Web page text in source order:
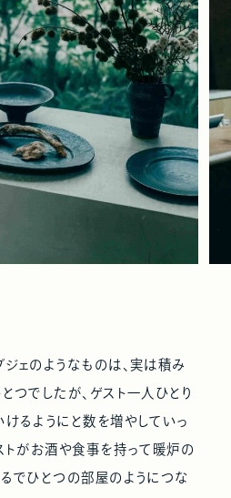
ェのようなものは、実は積み
つでしたが、ゲスト一人ひとり
るようにと数を増やしていっ
トがお酒や食事を持って暖炉の
でひとつの部屋のようにつな